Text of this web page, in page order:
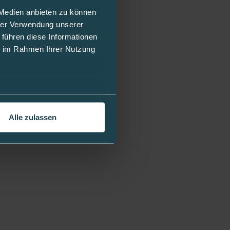
anbieten zu können
Verwendung unserer
diese Informationen
Rahmen Ihrer Nutzung
Alle zulassen